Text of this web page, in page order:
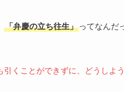
「弁慶の立ち往生」 ってなんだ
引くことができずに、どうしよ